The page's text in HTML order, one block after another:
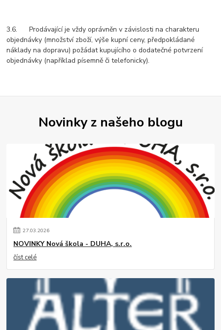
3.6. Prodávající je vždy oprávněn v závislosti na charakteru
objednávky (množství zboží, výše kupní ceny, předpokládané
náklady na dopravu) požádat kupujícího o dodatečné potvrzení
objednávky (například písemně či telefonicky).
Novinky z našeho blogu
27.03.2026
NOVINKY Nová škola - DUHA, s.r.o.
číst celé